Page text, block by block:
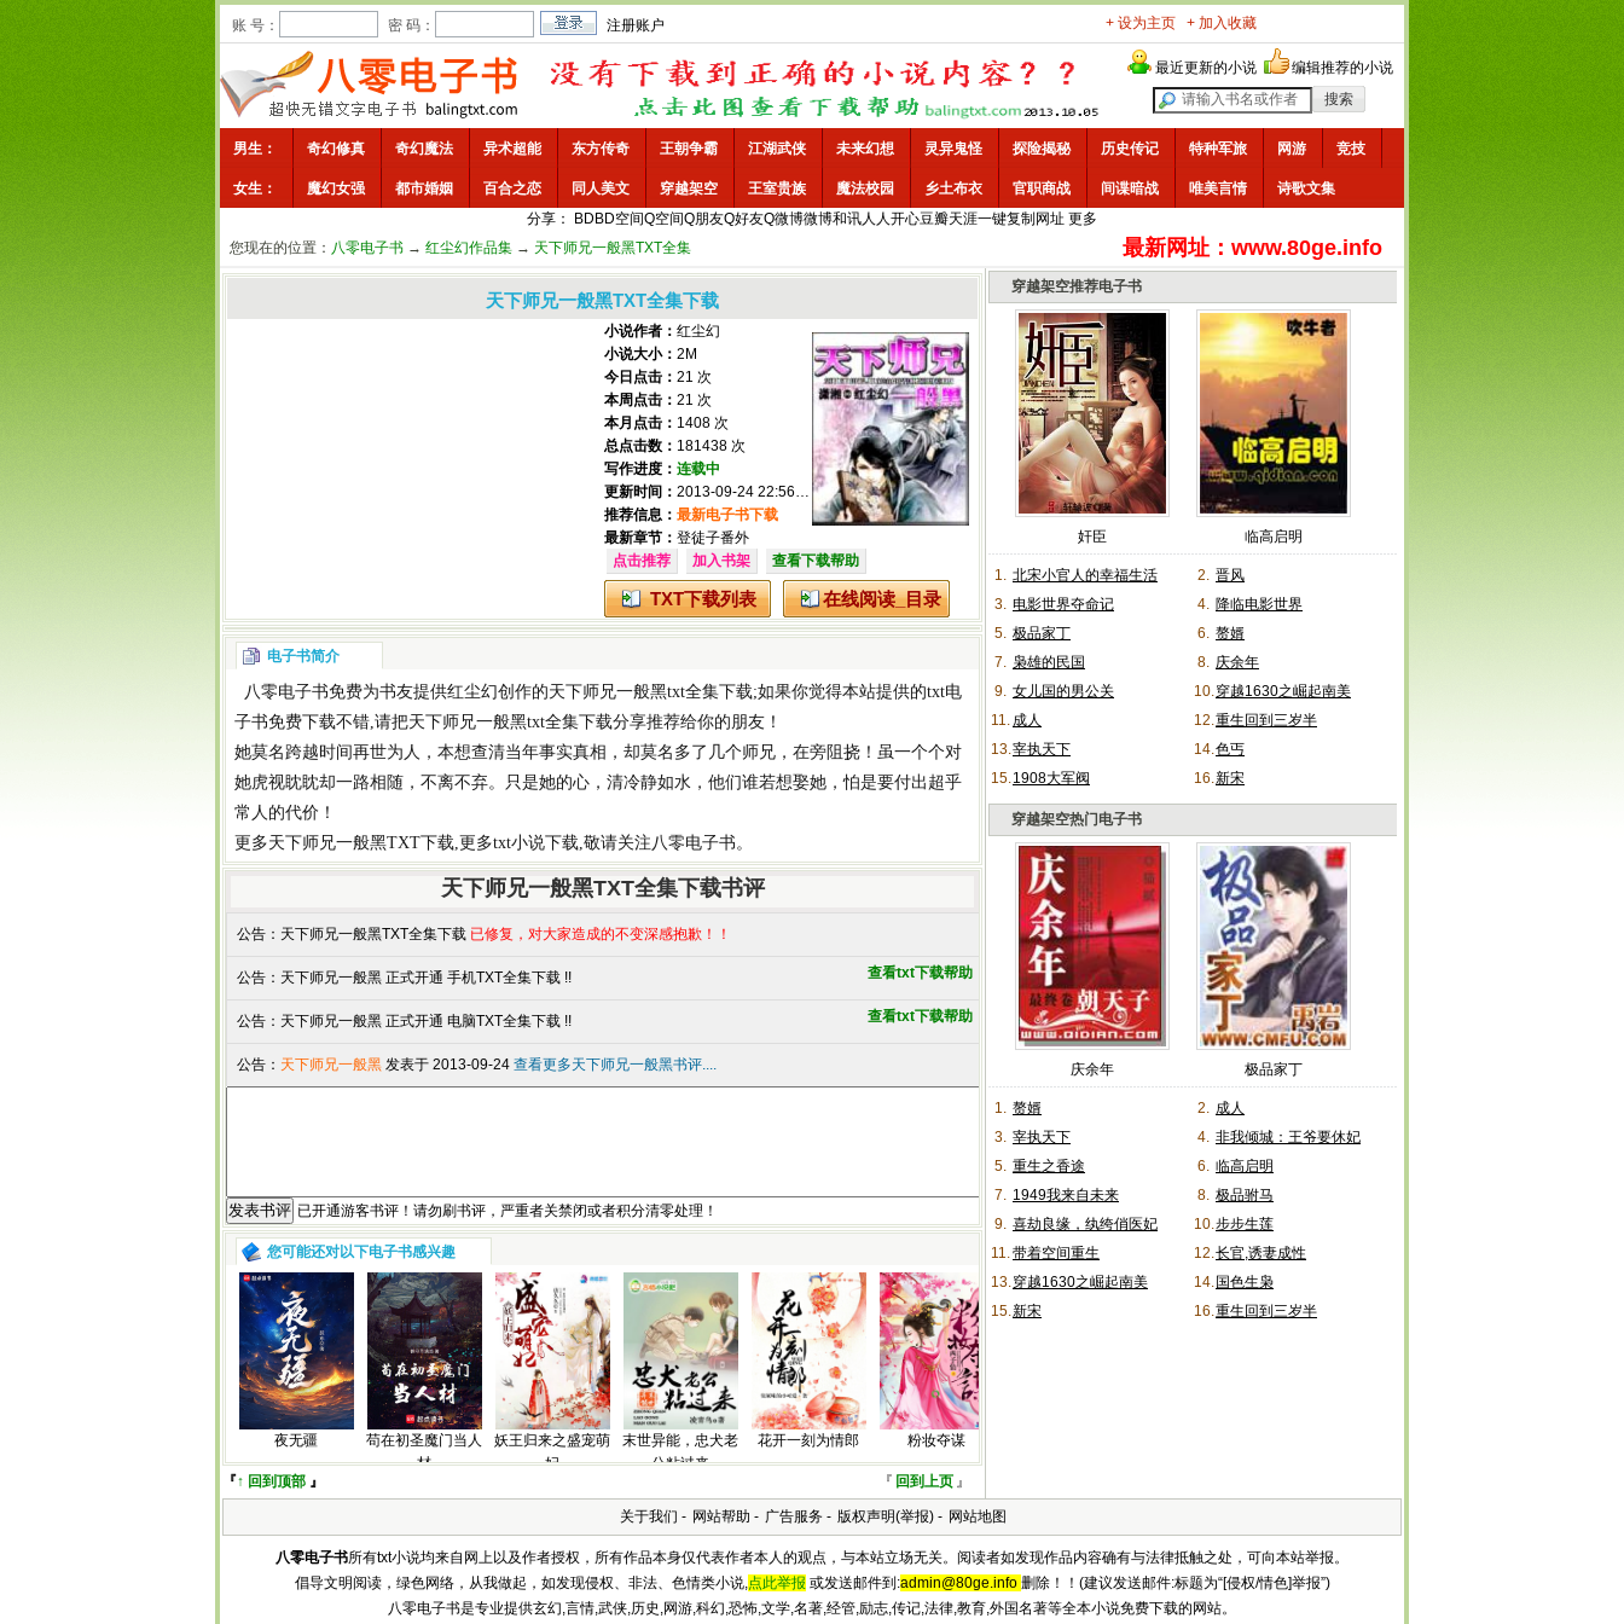
账 号： 密 码： 注册账户 + 设为主页 + 加入收藏
最近更新的小说 编辑推荐的小说
男生： 奇幻修真 奇幻魔法 异术超能 东方传奇 王朝争霸 江湖武侠 未来幻想 灵异鬼怪 探险揭秘 历史传记 特种军旅 网游 竞技
女生： 魔幻女强 都市婚姻 百合之恋 同人美文 穿越架空 王室贵族 魔法校园 乡土布衣 官职商战 间谍暗战 唯美言情
诗歌文集
分享：
BD BD空间Q空间Q朋友Q好友Q微博微博和讯人人开心豆瓣天涯一键复制网址 更多
您现在的位置： 八零电子书 → 红尘幻作品集 → 天下师兄一般黑TXT全集 最新网址：www.80ge.info
天下师兄一般黑TXT全集下载
小说作者： 红尘幻
小说大小： 2M
今日点击： 21 次
本周点击： 21 次
本月点击： 1408 次
总点击数： 181438 次
写作进度： 连载中
更新时间： 2013-09-24 22:56:18
推荐信息： 最新电子书下载
最新章节： 登徒子番外
点击推荐
加入书架 查看下载帮助
TXT下载列表 在线阅读_目录
电子书简介
八零电子书免费为书友提供红尘幻创作的天下师兄一般黑txt全集下载;如果你觉得本站提供的txt电
子书免费下载不错,请把天下师兄一般黑txt全集下载分享推荐给你的朋友！
她莫名跨越时间再世为人，本想查清当年事实真相，却莫名多了几个师兄，在旁阻挠！虽一个个对
她虎视眈眈却一路相随，不离不弃。只是她的心，清冷静如水，他们谁若想娶她，怕是要付出超乎
常人的代价！
更多天下师兄一般黑TXT下载,更多txt小说下载,敬请关注八零电子书。
天下师兄一般黑TXT全集下载书评
公告： 天下师兄一般黑TXT全集下载 已修复，对大家造成的不变深感抱歉！！
查看txt下载帮助
公告： 天下师兄一般黑 正式开通 手机TXT全集下载 !!
查看txt下载帮助
公告： 天下师兄一般黑 正式开通 电脑TXT全集下载 !!
公告： 天下师兄一般黑 发表于 2013-09-24 查看更多天下师兄一般黑书评....
已开通游客书评！请勿刷书评，严重者关禁闭或者积分清零处理！
您可能还对以下电子书感兴趣
夜无疆
苟在初圣魔门当人
材
妖王归来之盛宠萌
妃
末世异能，忠犬老
公粘过来
花开一刻为情郎 粉妆夺谋
『↑ 回到顶部 』 『 回到上页 』
穿越架空推荐电子书
奸臣 临高启明
1. 北宋小官人的幸福生活 2. 晋风
3. 电影世界夺命记 4. 降临电影世界
5. 极品家丁 6. 赘婿
7. 枭雄的民国 8. 庆余年
9. 女儿国的男公关 10.穿越1630之崛起南美
11. 成人 12.重生回到三岁半
13.宰执天下 14.色丐
15.1908大军阀 16.新宋
穿越架空热门电子书
庆余年 极品家丁
1. 赘婿 2. 成人
3. 宰执天下 4. 非我倾城：王爷要休妃
5. 重生之香途 6. 临高启明
7. 1949我来自未来 8. 极品驸马
9. 喜劫良缘，纨绔俏医妃 10.步步生莲
11.带着空间重生 12.长官,诱妻成性
13.穿越1630之崛起南美 14. 国色生枭
15.新宋 16.重生回到三岁半
关于我们 - 网站帮助 - 广告服务 - 版权声明(举报) - 网站地图
八零电子书所有txt小说均来自网上以及作者授权，所有作品本身仅代表作者本人的观点，与本站立场无关。阅读者如发现作品内容确有与法律抵触之处，可向本站举报。
倡导文明阅读，绿色网络，从我做起，如发现侵权、非法、色情类小说,点此举报 或发送邮件到:admin@80ge.info 删除！！(建议发送邮件:标题为“[侵权/情色]举报”)
八零电子书是专业提供玄幻,言情,武侠,历史,网游,科幻,恐怖,文学,名著,经管,励志,传记,法律,教育,外国名著等全本小说免费下载的网站。